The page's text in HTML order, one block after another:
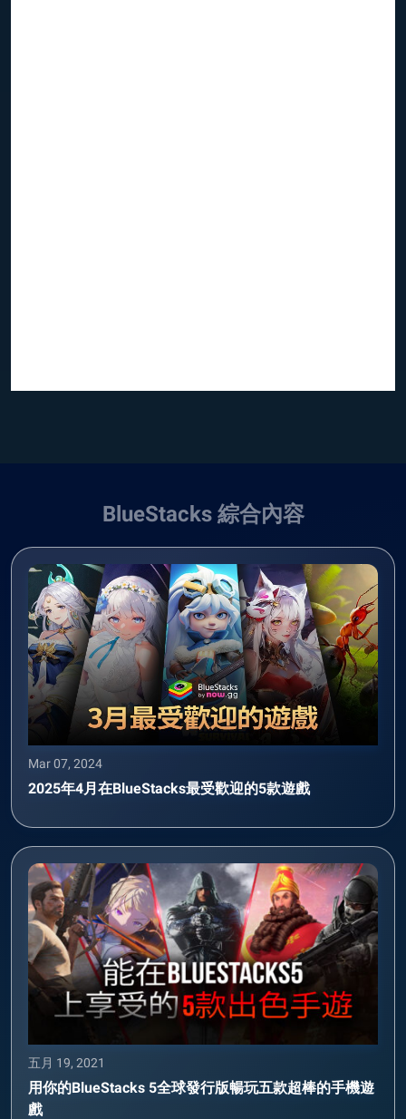
BlueStacks 綜合內容
Mar 07, 2024
2025年4月在BlueStacks最受歡迎的5款遊戲
五月 19, 2021
用你的BlueStacks 5全球發行版暢玩五款超棒的手機遊
戲